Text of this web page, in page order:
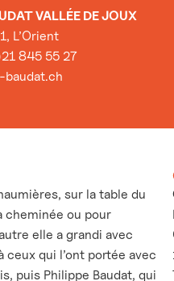
VALLÉE DE JOUX
L’Orient
845 55 27
baudat.ch
sur la table du
cheminée ou pour
elle a grandi avec
qui l’ont portée avec
puis Philippe Baudat, qui